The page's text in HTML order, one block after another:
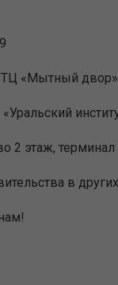
ТЦ «Мытный двор»
«Уральский
2 этаж, терминал
в